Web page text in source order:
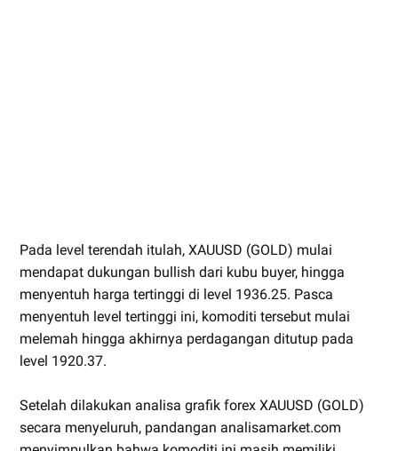
Pada level terendah itulah, XAUUSD (GOLD) mulai
mendapat dukungan bullish dari kubu buyer, hingga
menyentuh harga tertinggi di level 1936.25. Pasca
menyentuh level tertinggi ini, komoditi tersebut mulai
melemah hingga akhirnya perdagangan ditutup pada
level 1920.37.
Setelah dilakukan analisa grafik forex XAUUSD (GOLD)
secara menyeluruh, pandangan analisamarket.com